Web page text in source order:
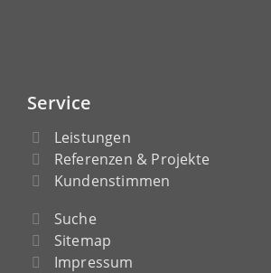
Service
Leistungen
Referenzen & Projekte
Kundenstimmen
Suche
Sitemap
Impressum